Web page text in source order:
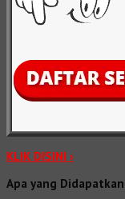
KLIK DISINI ›
Apa yang